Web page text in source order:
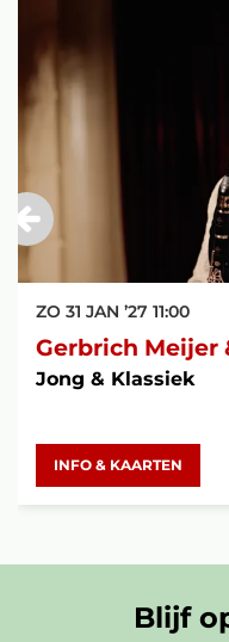
Gerbrich Meijer
Jong & Klassiek
ZO 31 JAN ’27 11:00
INFO & KAARTEN
Blijf